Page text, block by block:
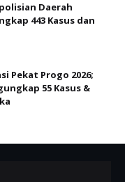
Daerah
443 Kasus dan
Pekat Progo 2026;
55 Kasus &